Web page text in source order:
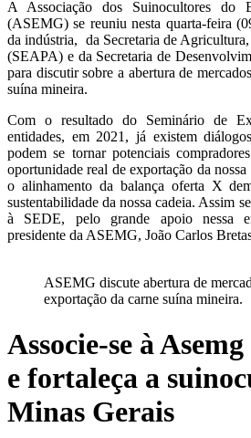
A Associação dos Suinocultores do
(ASEMG) se reuniu nesta quarta-feira
da indústria, da Secretaria de
(SEAPA) e da Secretaria de
para discutir sobre a abertura de
suína mineira.
Com o resultado do Seminário de
entidades, em 2021, já existem
podem se tornar potenciais
oportunidade real de exportação da
o alinhamento da balança oferta X
sustentabilidade da nossa cadeia. Assim
à SEDE, pelo grande apoio nessa
presidente da ASEMG, João Carlos
ASEMG discute abertura de
exportação da carne suína mineira.
Associe-se à Asemg
e fortaleça a
Minas Gerais